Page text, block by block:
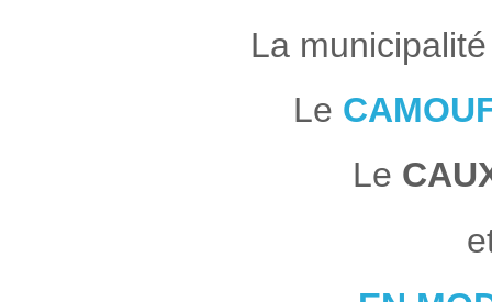
La
Le
Le